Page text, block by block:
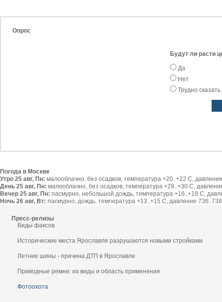
Опрос
Будут ли расти
Да
Нет
Трудно сказать
Погода в Москве
Утро 25 авг, Пн: малооблачно, без осадков, температура +20..+22 С,
День 25 авг, Пн: малооблачно, без осадков, температура +28..+30 С,
Вечер 25 авг, Пн: пасмурно, небольшой дождь, температура +16..+18 С,
Ночь 26 авг, Вт: пасмурно, дождь, температура +13..+15 С, давление
Пресс-релизы
Виды факсов
Исторические места Ярославля разрушаются новыми стройками
Летние шины - причина ДТП в Ярославле
Приводные ремни: их виды и область применения
Фотоохота